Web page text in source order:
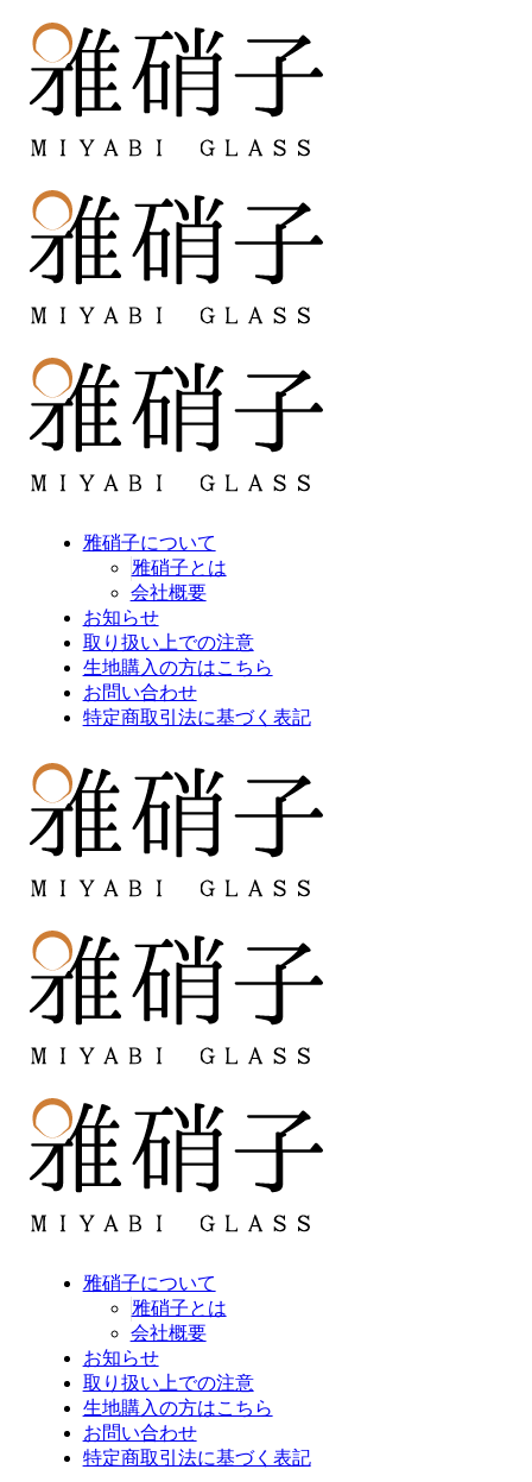
雅硝子について
雅硝子とは
会社概要
お知らせ
取り扱い上での注意
生地購入の方はこちら
お問い合わせ
特定商取引法に基づく表記
雅硝子について
雅硝子とは
会社概要
お知らせ
取り扱い上での注意
生地購入の方はこちら
お問い合わせ
特定商取引法に基づく表記